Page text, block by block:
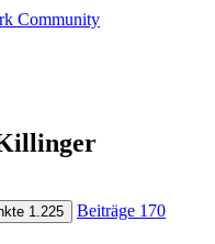
Community
1.225 Beiträge 170